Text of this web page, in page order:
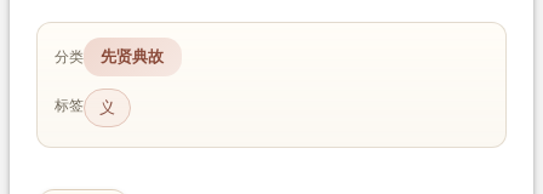
分类 先贤典故
标签 义